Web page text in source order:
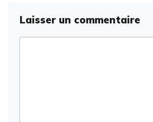
Laisser un commentaire